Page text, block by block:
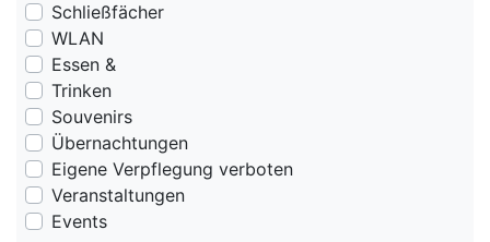
Schließfächer
WLAN
Essen &
Trinken
Souvenirs
Übernachtungen
Eigene Verpflegung verboten
Veranstaltungen
Events